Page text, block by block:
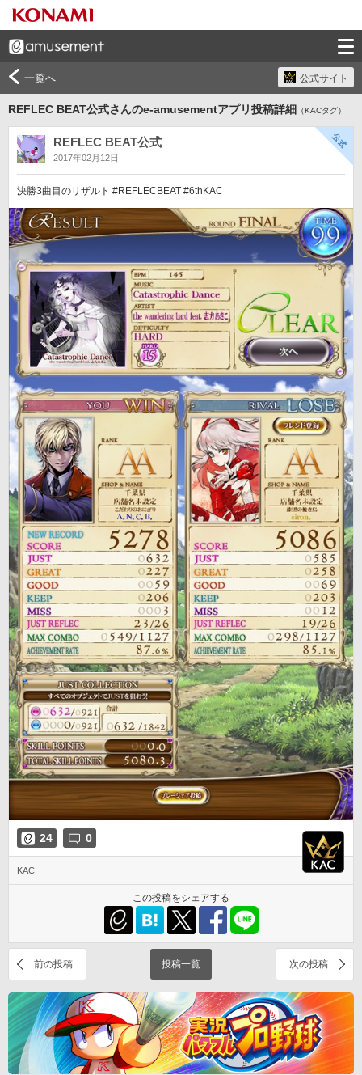
一覧へ 公式サイト
REFLEC BEAT公式さんのe-amusementアプリ投稿詳細 （KACタグ）
REFLEC BEAT公式
2017年02月12日
決勝3曲目のリザルト #REFLECBEAT #6thKAC
24 0
KAC
この投稿をシェアする
前の投稿 投稿一覧 次の投稿